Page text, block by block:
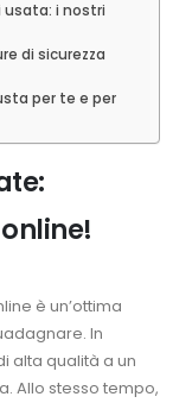
usata: i nostri
di sicurezza
per te e per
è un’ottima
In
alta qualità a un
Allo stesso tempo,